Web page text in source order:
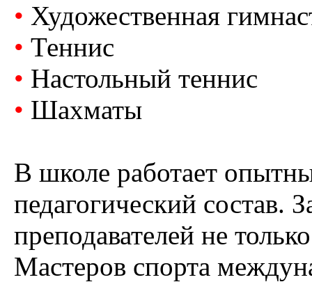
• Художественная
• Теннис
• Настольный теннис
• Шахматы
В школе работает
педагогический состав.
преподавателей не
Мастеров спорта